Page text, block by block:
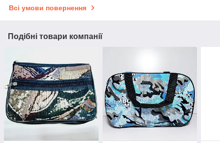
Всі умови повернення
Подібні товари компанії